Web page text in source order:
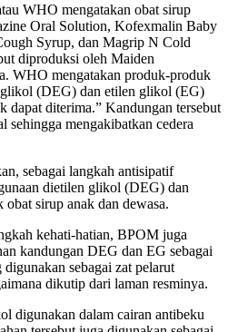
WHO mengatakan obat sirup
Oral Solution, Kofexmalin Baby
Syrup, dan Magrip N Cold
diproduksi oleh Maiden
WHO mengatakan produk-produk
(DEG) dan etilen glikol (EG)
dapat diterima.” Kandungan tersebut
sehingga mengakibatkan cedera
sebagai langkah antisipatif
dietilen glikol (DEG) dan
sirup anak dan dewasa.
kehati-hatian, BPOM juga
kandungan DEG dan EG sebagai
sebagai zat pelarut
dikutip dari laman resminya.
digunakan dalam cairan antibeku